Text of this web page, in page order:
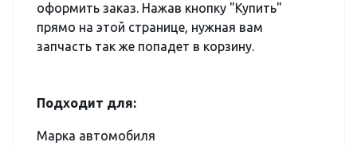
оформить заказ. Нажав кнопку "Купить"
прямо на этой странице, нужная вам
запчасть так же попадет в корзину.
Подходит для:
Марка автомобиля